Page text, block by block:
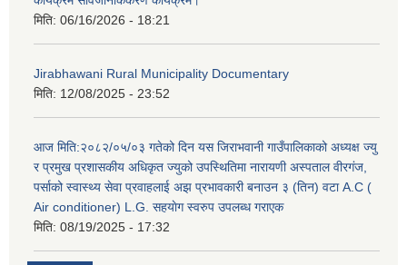
मिति: 06/16/2026 - 18:21
Jirabhawani Rural Municipality Documentary
मिति: 12/08/2025 - 23:52
आज मिति:२०८२/०५/०३ गतेको दिन यस जिराभवानी गाउँपालिकाको अध्यक्ष ज्यु
र प्रमुख प्रशासकीय अधिकृत ज्युको उपस्थितिमा नारायणी अस्पताल वीरगंज,
पर्साको स्वास्थ्य सेवा प्रवाहलाई अझ प्रभावकारी बनाउन ३ (तिन) वटा A.C (
Air conditioner) L.G. सहयाेग स्वरुप उपलब्ध गराएक
मिति: 08/19/2025 - 17:32